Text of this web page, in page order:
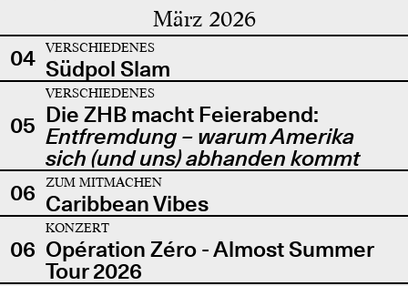
März 2026
04 VERSCHIEDENES
Südpol Slam
05
VERSCHIEDENES
Die ZHB macht Feierabend:
Entfremdung – warum Amerika
sich (und uns) abhanden kommt
06
ZUM MITMACHEN
Caribbean Vibes
06
KONZERT
Opération Zéro - Almost Summer
Tour 2026